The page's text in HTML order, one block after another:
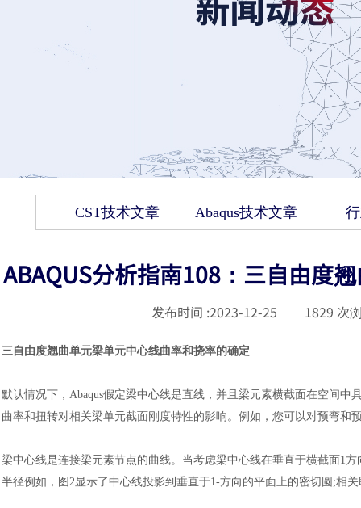
CST技术文章 Abaqus技术文章
ABAQUS分析指南108：三自由度
发布时间 :2023-12-25 1829 次
三自由度翘曲单元梁单元中心线曲率和挠率的确定
默认情况下， Abaqus假定梁中心线是直线，并且梁元素横截面在空间
曲率和扭转对相关梁单元截面刚度特性的影响。例如，您可以对预弯和
梁中心线是连接梁元素节点的曲线。当考虑梁中心线在垂直于横截面1方
半径例如，图2显示了中心线投影到垂直于1-方向的平面上的密切圆;相